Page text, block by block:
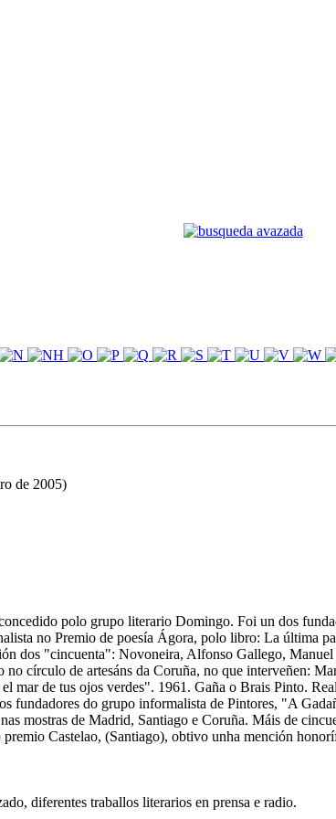
de 2005)
polo grupo literario Domingo. Foi un dos
no Premio de poesía Ágora, polo libro: La última
dos "cincuenta": Novoneira, Alfonso Gallego,
círculo de artesáns da Coruña, no que interveñen:
de tus ojos verdes". 1961. Gaña o Brais Pinto.
fundadores do grupo informalista de Pintores, "A
mostras de Madrid, Santiago e Coruña. Máis de
Castelao, (Santiago), obtivo unha mención
diferentes traballos literarios en prensa e radio.